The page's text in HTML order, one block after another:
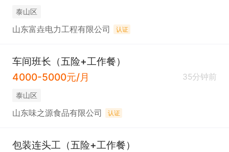
泰山区
山东富垚电力工程有限公司 认证
车间班长（五险+工作餐）
4000-5000元/月
35分钟前
泰山区
山东味之源食品有限公司 认证
包装连头工（五险+工作餐）